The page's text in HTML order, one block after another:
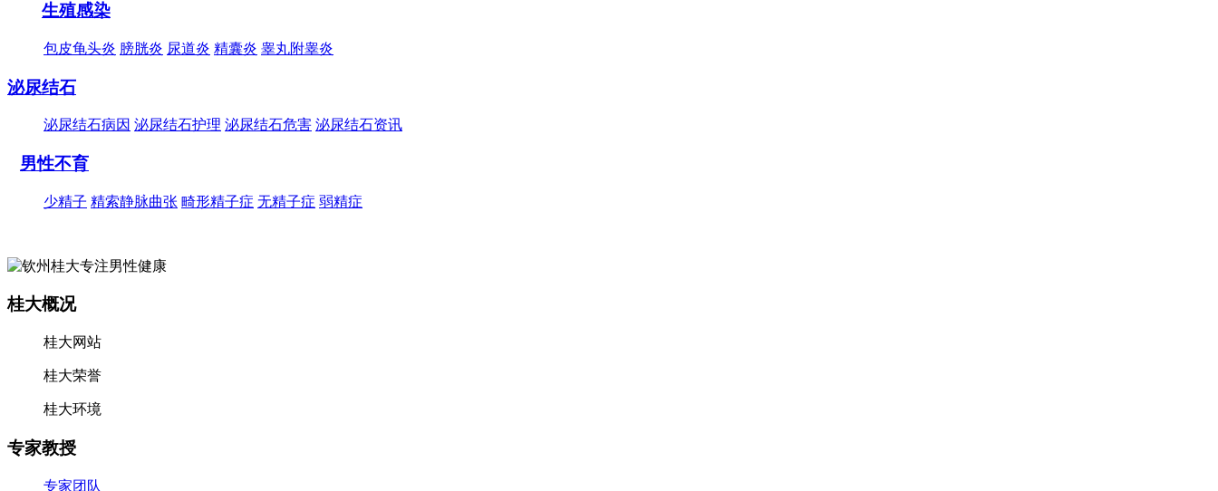
生殖感染
包皮龟头炎 膀胱炎 尿道炎 精囊炎 睾丸附睾炎
泌尿结石
泌尿结石病因 泌尿结石护理 泌尿结石危害 泌尿结石资讯
男性不育
少精子 精索静脉曲张 畸形精子症 无精子症 弱精症
桂大概况
桂大网站
桂大荣誉
桂大环境
专家教授
专家团队